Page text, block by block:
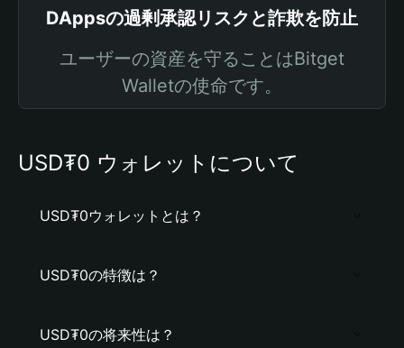
DAppsの過剰承認リスクと詐欺を防止
ユーザーの資産を守ることはBitget
Walletの使命です。
USD₮0 ウォレットについて
USD₮0ウォレットとは？
USD₮0の特徴は？
USD₮0の将来性は？